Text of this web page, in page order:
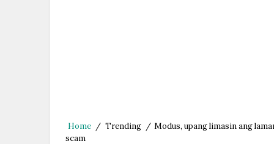
Home / Trending / Modus, upang limasin ang
scam